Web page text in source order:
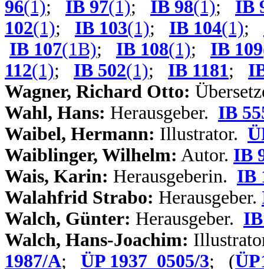
96(1); IB 97(1); IB 98(1); IB
102(1); IB 103(1); IB 104(1);
IB 107(1B); IB 108(1); IB 109
112(1); IB 502(1); IB 1181;
Wagner, Richard Otto:
Wahl, Hans: Herausgeber. IB
Waibel, Hermann: Illustrator.
Waiblinger, Wilhelm: Autor. IB
Wais, Karin: Herausgeberin. IB
Walahfrid Strabo: Herausgeber.
Walch, Günter: Herausgeber.
Walch, Hans-Joachim:
1987/A; ÜP 1937_0505/3; (